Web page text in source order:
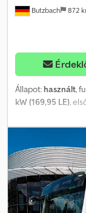
Butzbach 872
Állapot: használt,
kW (169,95 LE) ,
tengely,
,
T180 Top ?
Futásteljesítmény:
1997.06.04. ?
180 top ?